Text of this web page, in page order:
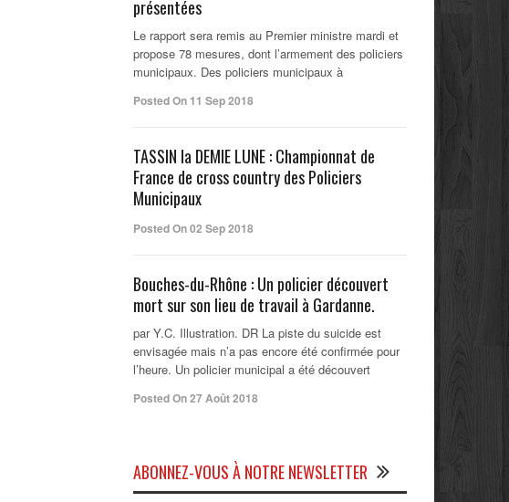
présentées
Le rapport sera remis au Premier ministre mardi et
propose 78 mesures, dont l’armement des policiers
municipaux. Des policiers municipaux à
Posted On 11 Sep 2018
TASSIN la DEMIE LUNE : Championnat de
France de cross country des Policiers
Municipaux
Posted On 02 Sep 2018
Bouches-du-Rhône : Un policier découvert
mort sur son lieu de travail à Gardanne.
par Y.C. Illustration. DR La piste du suicide est
envisagée mais n’a pas encore été confirmée pour
l’heure. Un policier municipal a été découvert
Posted On 27 Août 2018
ABONNEZ-VOUS À NOTRE NEWSLETTER